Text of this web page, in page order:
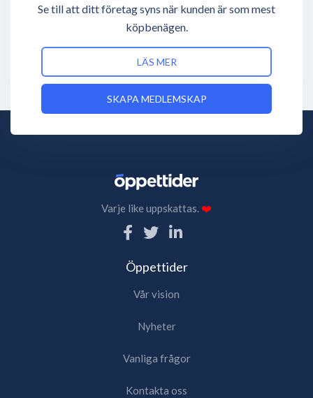
Se till att ditt företag syns när kunden är som mest
köpbenägen.
LÄS MER
SKAPA MEDLEMSKAP
Varje like uppskattas.❤️
Öppettider
Vår vision
Nyheter
Vanliga frågor
Kontakta oss